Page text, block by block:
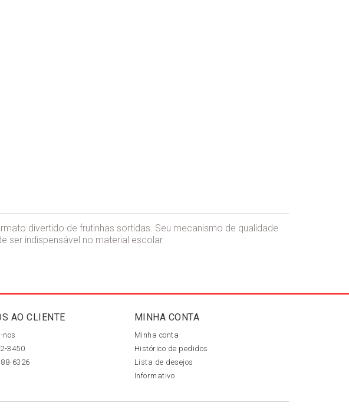
divertido de frutinhas sortidas. Seu mecanismo de qualidade
ser indispensável no material escolar.
AO CLIENTE
nos
3450
6326
MINHA CONTA
Minha conta
Histórico de pedidos
Lista de desejos
Informativo